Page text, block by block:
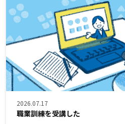
2026.07.17
職業訓練を受講した